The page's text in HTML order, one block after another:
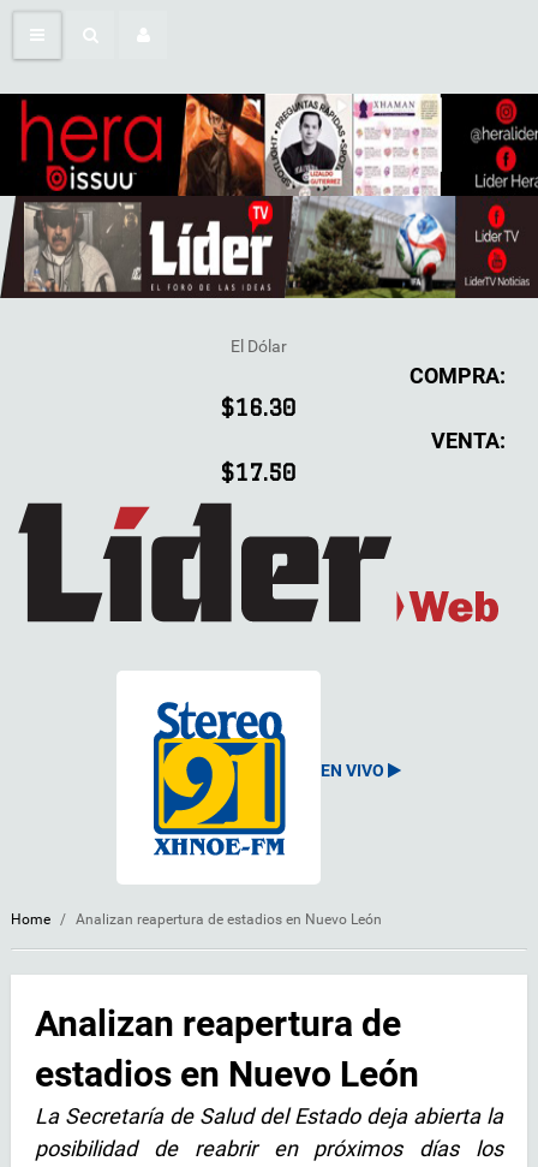
El Dólar
COMPRA:
$16.30
VENTA:
$17.50
EN VIVO
Home / Analizan reapertura de estadios en Nuevo León
Analizan reapertura de
estadios en Nuevo León
La Secretaría de Salud del Estado deja abierta la
posibilidad de reabrir en próximos días los